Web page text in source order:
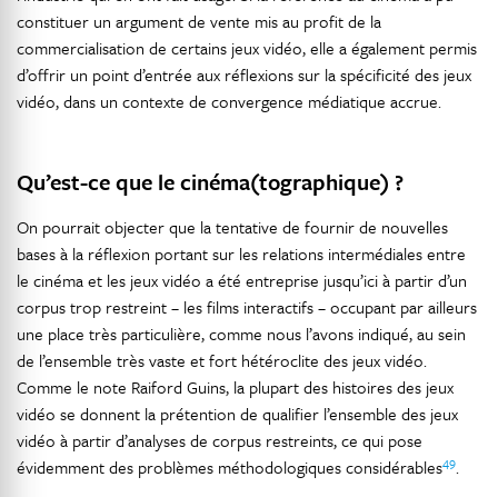
constituer un argument de vente mis au profit de la
commercialisation de certains jeux vidéo, elle a également permis
d’offrir un point d’entrée aux réflexions sur la spécificité des jeux
vidéo, dans un contexte de convergence médiatique accrue.
Qu’est-ce que le cinéma(tographique) ?
On pourrait objecter que la tentative de fournir de nouvelles
bases à la réflexion portant sur les relations intermédiales entre
le cinéma et les jeux vidéo a été entreprise jusqu’ici à partir d’un
corpus trop restreint – les films interactifs – occupant par ailleurs
une place très particulière, comme nous l’avons indiqué, au sein
de l’ensemble très vaste et fort hétéroclite des jeux vidéo.
Comme le note Raiford Guins, la plupart des histoires des jeux
vidéo se donnent la prétention de qualifier l’ensemble des jeux
vidéo à partir d’analyses de corpus restreints, ce qui pose
évidemment des problèmes méthodologiques considérables49.